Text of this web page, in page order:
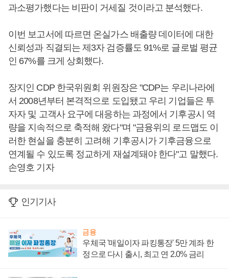
과소평가했다는 비판이 거세질 것이라고 분석했다.
이번 보고서에 따르면 온실가스 배출량 데이터에 대한
신뢰성과 직결되는 제3자 검증률도 91%로 글로벌 평균
인 67%를 크게 상회했다.
장지인 CDP 한국위원회 위원장은 "CDP는 우리나라에
서 2008년부터 본격적으로 도입됐고 우리 기업들은 투
자자 및 고객사 요구에 대응하는 과정에서 기후공시 역
량을 지속적으로 축적해 왔다"며 "금융위의 로드맵도 이
러한 현실을 충분히 고려해 기후공시가 기후금융으로
연계될 수 있도록 정교하게 재설계돼야 한다"고 말했다.
손영호 기자
인기기사
금융
우체국 '매일이자 파킹통장' 5만 계좌 한
정으로 다시 출시, 최고 연 2.0% 금리